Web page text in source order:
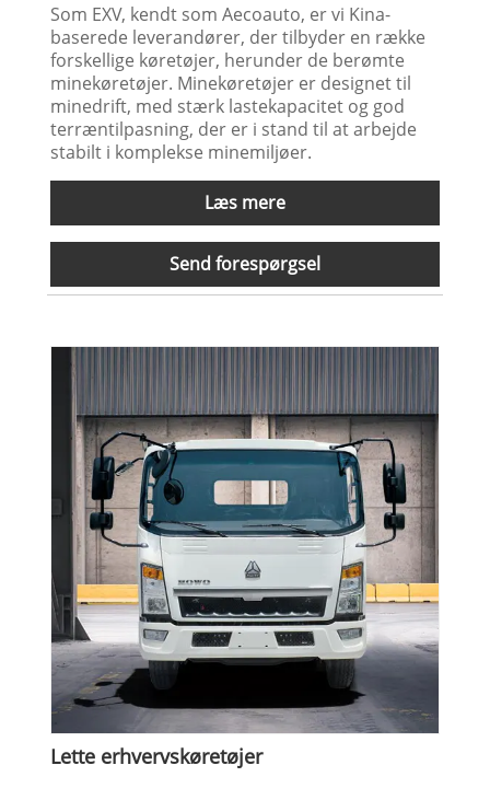
Som EXV, kendt som Aecoauto, er vi Kina-
baserede leverandører, der tilbyder en række
forskellige køretøjer, herunder de berømte
minekøretøjer. Minekøretøjer er designet til
minedrift, med stærk lastekapacitet og god
terræntilpasning, der er i stand til at arbejde
stabilt i komplekse minemiljøer.
Læs mere
Send forespørgsel
Lette erhvervskøretøjer